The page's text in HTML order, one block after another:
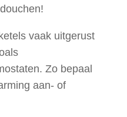
vaak uitgerust
Zo bepaal
aan- of